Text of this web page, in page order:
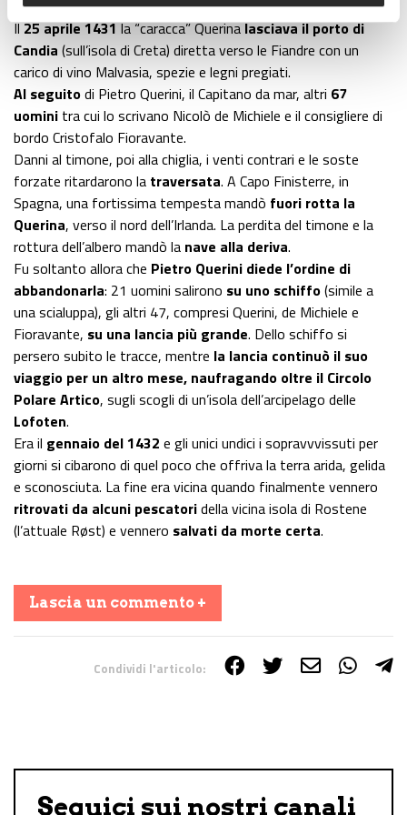
Il25 aprile 1431la “caracca” Querinalasciava il porto di
Candia (sull’isola di Creta) diretta verso le Fiandre con un
carico di vino Malvasia, spezie e legni pregiati.
Al seguitodi Pietro Querini, il Capitano da mar, altri 67
uomini tra cui lo scrivano Nicolò de Michiele e il consigliere di
bordo Cristofalo Fioravante.
Danni al timone, poi alla chiglia, i venti contrari e le soste
forzate ritardarono la traversata. A Capo Finisterre, in
Spagna, una fortissima tempesta mandò fuori rotta la
Querina, verso il nord dell’Irlanda. La perdita del timone e la
rottura dell’albero mandò la nave alla deriva.
Fu soltanto allora che Pietro Querini diede l’ordine di
abbandonarla: 21 uomini salirono su uno schiffo(simile a
una scialuppa), gli altri 47, compresi Querini, de Michiele e
Fioravante, su una lancia più grande. Dello schiffo si
persero subito le tracce, mentre la lancia continuò il suo
viaggio per un altro mese, naufragando oltre il Circolo
Polare Artico, sugli scogli di un’isola dell’arcipelago delle
Lofoten.
Era il gennaio del 1432 e gli unici undici i sopravvvissuti per
giorni si cibarono di quel poco che offriva la terra arida, gelida
e sconosciuta. La fine era vicina quando finalmente vennero
ritrovati da alcuni pescatoridella vicina isola di Rostene
(l’attuale Røst) e vennero salvati da morte certa.
Lascia un commento +
Condividi l'articolo:
Seguici sui nostri canali